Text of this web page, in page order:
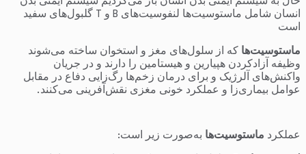
انسان شامل ماستوسیت‌ها لنفوسیت‌های B و T گلبول‌های سفید
است
ماستوسیت‌ها که از سلول‌های مغز و استخوان ساخته می‌شوند
وظیفه آزادکردن هپیارین و هیستامین را دارند و در جریان
واکنش‌های آلرژیک و برای درمان زخم‌ها رگ‌زایی دفاع در مقابل
عوامل بیماری‌زا و عملکرد خونی مغزی نقش‌آفرینی می‌کنند.
عملکرد ماستوسیت‌ها به‌صورت زیر است: